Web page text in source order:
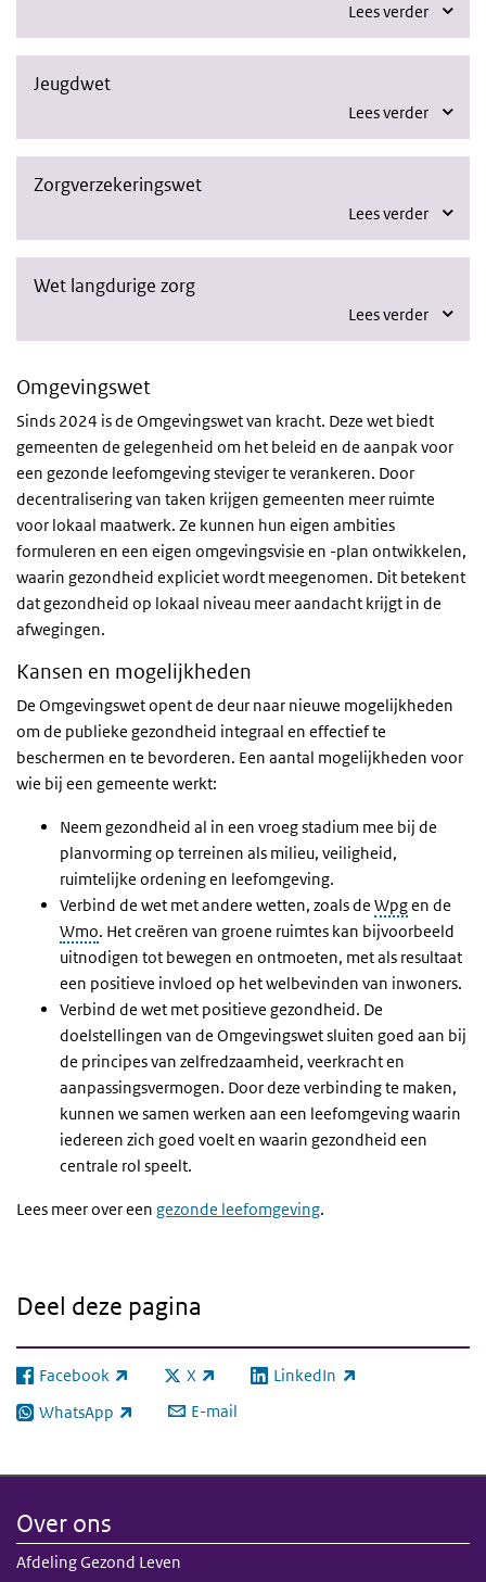
Lees verder
Jeugdwet
Lees verder
Zorgverzekeringswet
Lees verder
Wet langdurige zorg
Lees verder
Omgevingswet
Sinds 2024 is de Omgevingswet van kracht. Deze wet biedt
gemeenten de gelegenheid om het beleid en de aanpak voor
een gezonde leefomgeving steviger te verankeren. Door
decentralisering van taken krijgen gemeenten meer ruimte
voor lokaal maatwerk. Ze kunnen hun eigen ambities
formuleren en een eigen omgevingsvisie en -plan ontwikkelen,
waarin gezondheid expliciet wordt meegenomen. Dit betekent
dat gezondheid op lokaal niveau meer aandacht krijgt in de
afwegingen.
Kansen en mogelijkheden
De Omgevingswet opent de deur naar nieuwe mogelijkheden
om de publieke gezondheid integraal en effectief te
beschermen en te bevorderen. Een aantal mogelijkheden voor
wie bij een gemeente werkt:
Neem gezondheid al in een vroeg stadium mee bij de
planvorming op terreinen als milieu, veiligheid,
ruimtelijke ordening en leefomgeving.
Verbind de wet met andere wetten, zoals de Wpgen de
Wmo. Het creëren van groene ruimtes kan bijvoorbeeld
uitnodigen tot bewegen en ontmoeten, met als resultaat
een positieve invloed op het welbevinden van inwoners.
Verbind de wet met positieve gezondheid. De
doelstellingen van de Omgevingswet sluiten goed aan bij
de principes van zelfredzaamheid, veerkracht en
aanpassingsvermogen. Door deze verbinding te maken,
kunnen we samen werken aan een leefomgeving waarin
iedereen zich goed voelt en waarin gezondheid een
centrale rol speelt.
Lees meer over een gezonde leefomgeving.
Deel deze pagina
Facebook
(externe link) X
(externe link) LinkedIn
(externe link)
WhatsApp
(externe link) E-mail
Over ons
Afdeling Gezond Leven